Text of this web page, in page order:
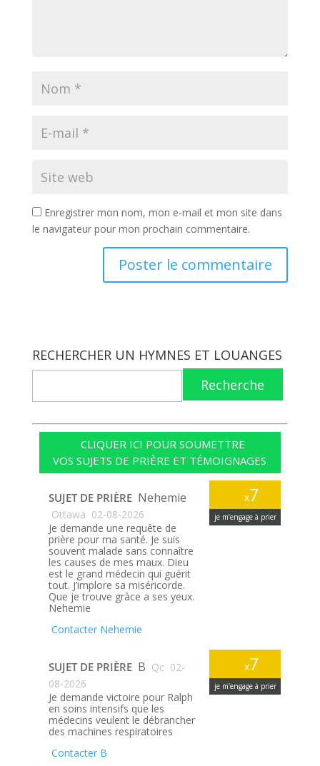
Enregistrer mon nom, mon e-mail et mon site dans
le navigateur pour mon prochain commentaire.
RECHERCHER UN HYMNES ET LOUANGES
Recherche
CLIQUER ICI POUR SOUMETTRE
VOS SUJETS DE PRIÈRE ET TÉMOIGNAGES
x7
je m’engage à prier
SUJET DE PRIÈRE Nehemie
Ottawa 02-08-2026
Je demande une requête de
prière pour ma santé. Je suis
souvent malade sans connaître
les causes de mes maux. Dieu
est le grand médecin qui guérit
tout. J’implore sa miséricorde.
Que je trouve gràce a ses yeux.
Nehemie
Contacter Nehemie
x7
je m’engage à prier
SUJET DE PRIÈRE B Qc 02-
08-2026
Je demande victoire pour Ralph
en soins intensifs que les
médecins veulent le débrancher
des machines respiratoires
Contacter B